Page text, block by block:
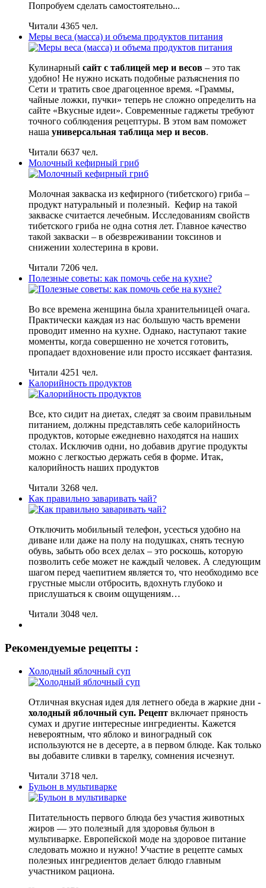
Попробуем сделать самостоятельно...
Читали 4365 чел.
Меры веса (масса) и объема продуктов питания
Кулинарный сайт с таблицей мер и весов – это так
удобно! Не нужно искать подобные разъяснения по
Сети и тратить свое драгоценное время. «Граммы,
чайные ложки, пучки» теперь не сложно определить на
сайте «Вкусные идеи». Современные гаджеты требуют
точного соблюдения рецептуры. В этом вам поможет
наша универсальная таблица мер и весов.
Читали 6637 чел.
Молочный кефирный гриб
Молочная закваска из кефирного (тибетского) гриба –
продукт натуральный и полезный. Кефир на такой
закваске считается лечебным. Исследованиям свойств
тибетского гриба не одна сотня лет. Главное качество
такой закваски – в обезвреживании токсинов и
снижении холестерина в крови.
Читали 7206 чел.
Полезные советы: как помочь себе на кухне?
Во все времена женщина была хранительницей очага.
Практически каждая из нас большую часть времени
проводит именно на кухне. Однако, наступают такие
моменты, когда совершенно не хочется готовить,
пропадает вдохновение или просто иссякает фантазия.
Читали 4251 чел.
Калорийность продуктов
Все, кто сидит на диетах, следят за своим правильным
питанием, должны представлять себе калорийность
продуктов, которые ежедневно находятся на наших
столах. Исключив одни, но добавив другие продукты
можно с легкостью держать себя в форме. Итак,
калорийность наших продуктов
Читали 3268 чел.
Как правильно заваривать чай?
Отключить мобильный телефон, усесться удобно на
диване или даже на полу на подушках, снять тесную
обувь, забыть обо всех делах – это роскошь, которую
позволить себе может не каждый человек. А следующим
шагом перед чаепитием является то, что необходимо все
грустные мысли отбросить, вдохнуть глубоко и
прислушаться к своим ощущениям…
Читали 3048 чел.
Рекомендуемые рецепты :
Холодный яблочный суп
Отличная вкусная идея для летнего обеда в жаркие дни -
холодный яблочный суп. Рецепт включает пряность
сумах и другие интересные ингредиенты. Кажется
невероятным, что яблоко и виноградный сок
используются не в десерте, а в первом блюде. Как только
вы добавите сливки в тарелку, сомнения исчезнут.
Читали 3718 чел.
Бульон в мультиварке
Питательность первого блюда без участия животных
жиров — это полезный для здоровья бульон в
мультиварке. Европейской моде на здоровое питание
следовать можно и нужно! Участие в рецепте самых
полезных ингредиентов делает блюдо главным
участником рациона.